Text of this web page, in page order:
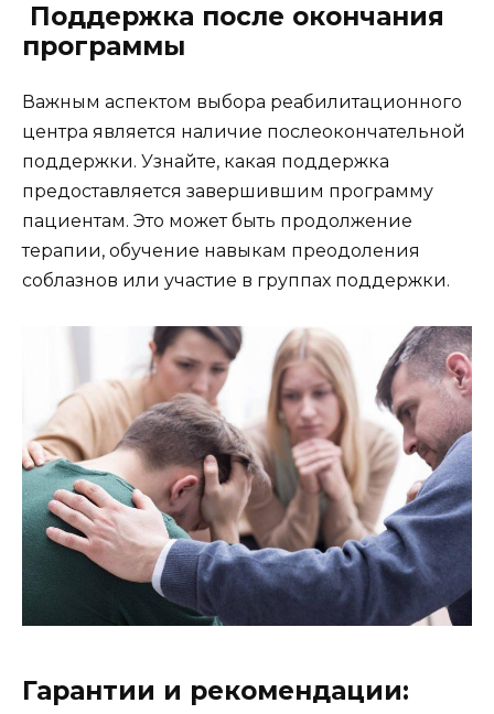
Поддержка после окончания
программы
Важным аспектом выбора реабилитационного
центра является наличие послеокончательной
поддержки. Узнайте, какая поддержка
предоставляется завершившим программу
пациентам. Это может быть продолжение
терапии, обучение навыкам преодоления
соблазнов или участие в группах поддержки.
Гарантии и рекомендации: